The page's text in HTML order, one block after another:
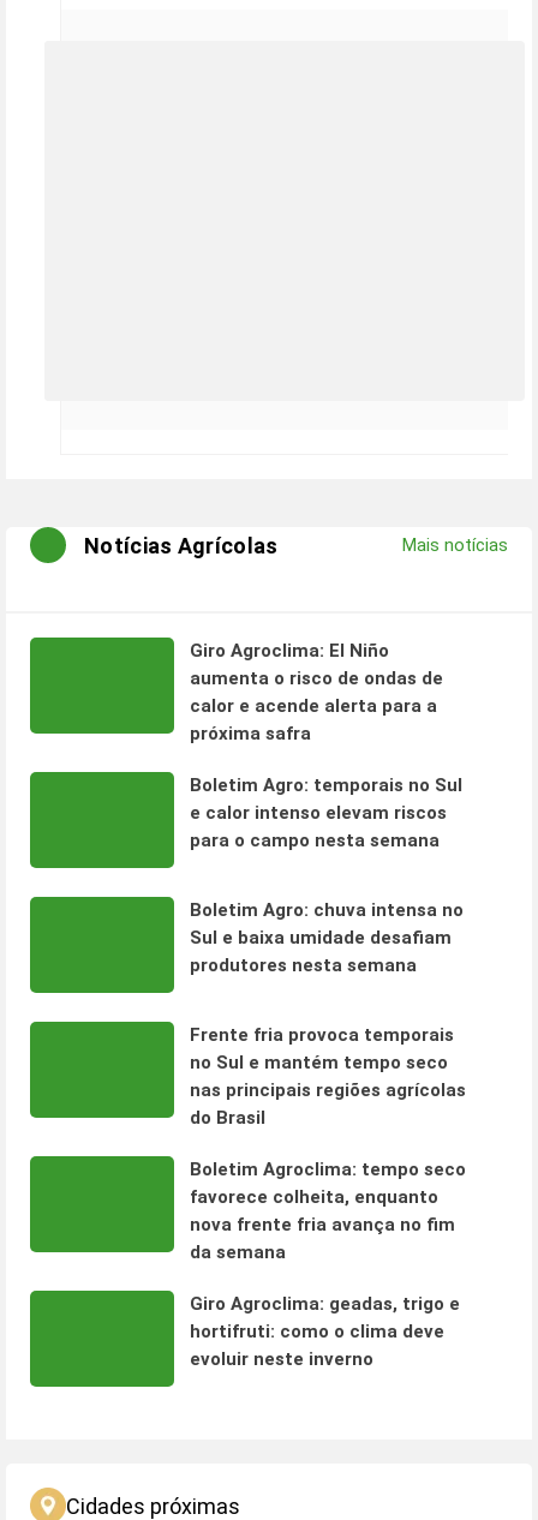
Notícias Agrícolas Mais notícias
Giro Agroclima: El Niño
aumenta o risco de ondas de
calor e acende alerta para a
próxima safra
Boletim Agro: temporais no Sul
e calor intenso elevam riscos
para o campo nesta semana
Boletim Agro: chuva intensa no
Sul e baixa umidade desafiam
produtores nesta semana
Frente fria provoca temporais
no Sul e mantém tempo seco
nas principais regiões agrícolas
do Brasil
Boletim Agroclima: tempo seco
favorece colheita, enquanto
nova frente fria avança no fim
da semana
Giro Agroclima: geadas, trigo e
hortifruti: como o clima deve
evoluir neste inverno
Cidades próximas